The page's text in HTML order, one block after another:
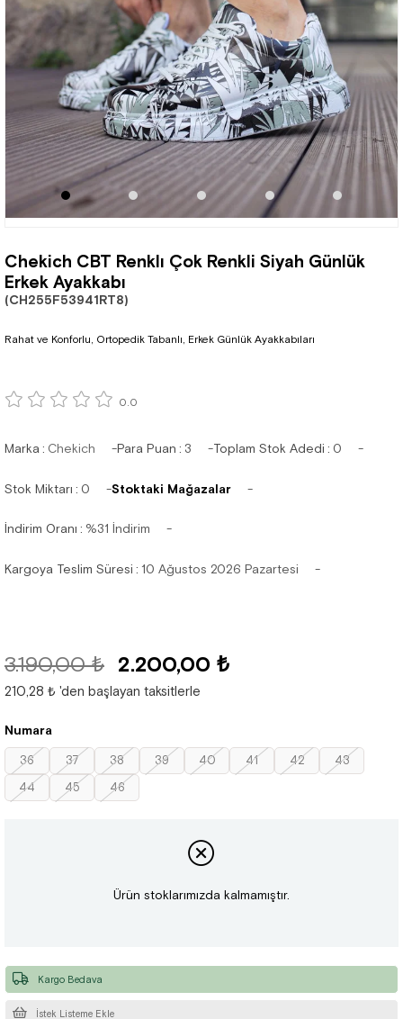
Chekich CBT Renklı Çok Renkli Siyah Günlük
Erkek Ayakkabı
(CH255F53941RT8)
Rahat ve Konforlu, Ortopedik Tabanlı, Erkek Günlük Ayakkabıları
0.0
Marka: Chekich Para Puan : 3 Toplam Stok Adedi : 0
Stok Miktarı : 0 Stoktaki Mağazalar
İndirim Oranı : %31 İndirim
Kargoya Teslim Süresi : 10 Ağustos 2026 Pazartesi
3.190,00 ₺ 2.200,00 ₺
210,28 ₺ 'den başlayan taksitlerle
Numara
36 37 38 39 40 41 42
43
44
45 46
Ürün stoklarımızda kalmamıştır.
İstek Listeme Ekle
Kargo Bedava